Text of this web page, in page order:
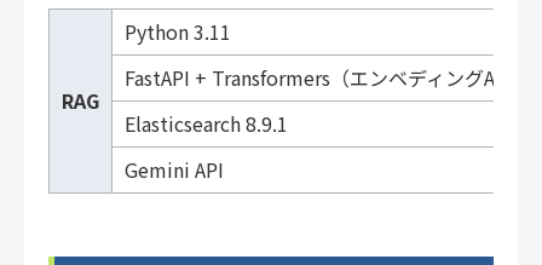
RAG
Python 3.11
FastAPI + Transformers（エンベディングAPI）
Elasticsearch 8.9.1
Gemini API